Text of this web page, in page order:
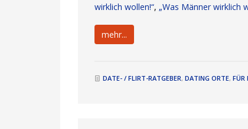
wirklich wollen!“, „Was Männer wirklich
mehr...
DATE- / FLIRT-RATGEBER,DATING ORTE,FÜR